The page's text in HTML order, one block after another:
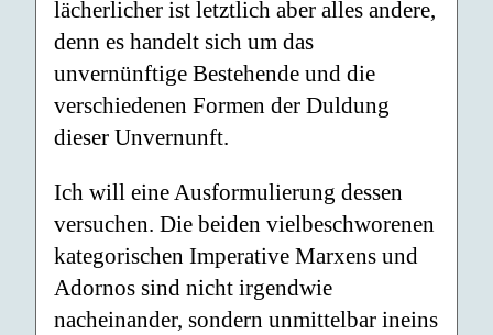
lächerlicher ist letztlich aber alles andere,
denn es handelt sich um das
unvernünftige Bestehende und die
verschiedenen Formen der Duldung
dieser Unvernunft.
Ich will eine Ausformulierung dessen
versuchen. Die beiden vielbeschworenen
kategorischen Imperative Marxens und
Adornos sind nicht irgendwie
nacheinander, sondern unmittelbar ineins